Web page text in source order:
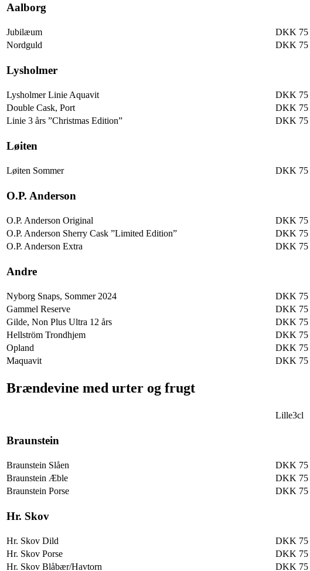
Aalborg
Jubilæum DKK 75
Nordguld
DKK 75
Lysholmer
Lysholmer Linie Aquavit DKK 75
Double Cask, Port
DKK 75
Linie 3 års ”Christmas Edition”
DKK 75
Løiten
Løiten Sommer DKK 75
O.P. Anderson
O.P. Anderson Original DKK 75
O.P. Anderson Sherry Cask ”Limited Edition”
DKK 75
O.P. Anderson Extra
DKK 75
Andre
Nyborg Snaps, Sommer 2024 DKK 75
Gammel Reserve
DKK 75
Gilde, Non Plus Ultra 12 års
DKK 75
Hellström Trondhjem
DKK 75
Opland
DKK 75
Maquavit
DKK 75
Brændevine med urter og frugt
Lille3cl
Braunstein
Braunstein Slåen DKK 75
Braunstein Æble
DKK 75
Braunstein Porse
DKK 75
Hr. Skov
Hr. Skov Dild DKK 75
Hr. Skov Porse
DKK 75
Hr. Skov Blåbær/Havtorn
DKK 75